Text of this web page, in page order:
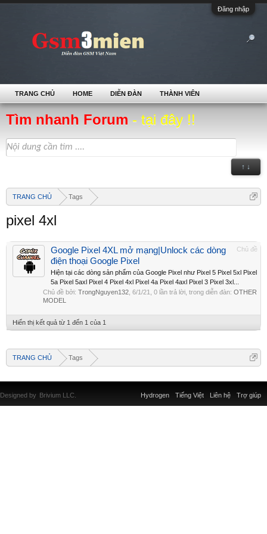
Đăng nhập
Tìm nhanh Forum - tại đây !!
↑ ↓
TRANG CHỦ Tags
pixel 4xl
Chủ đề
Google Pixel 4XL mở mạng|Unlock các dòng
điện thoại Google Pixel
Hiện tại các dòng sản phẩm của Google Pixel như Pixel 5 Pixel 5xl Pixel
5a Pixel 5axl Pixel 4 Pixel 4xl Pixel 4a Pixel 4axl Pixel 3 Pixel 3xl...
Chủ đề bởi: TrongNguyen132 6/1/21 , 0 lần trả lời, trong diễn đàn: OTHER
MODEL
Hiển thị kết quả từ 1 đến 1 của 1
TRANG CHỦ Tags
TRANG CHỦ HOME DIỄN ĐÀN THÀNH VIÊN
Liên hệ Trợ giúp
Hydrogen Tiếng Việt
Designed by Brivium LLC.